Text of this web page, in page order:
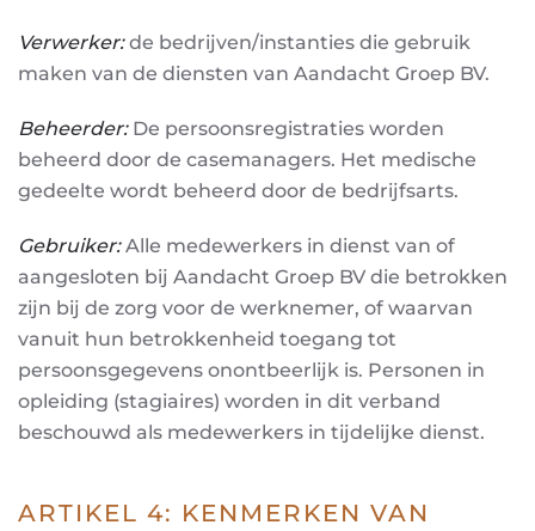
Verwerker: de bedrijven/instanties die gebruik
maken van de diensten van Aandacht Groep BV.
Beheerder:De persoonsregistraties worden
beheerd door de casemanagers. Het medische
gedeelte wordt beheerd door de bedrijfsarts.
Gebruiker:Alle medewerkers in dienst van of
aangesloten bij Aandacht Groep BV die betrokken
zijn bij de zorg voor de werknemer, of waarvan
vanuit hun betrokkenheid toegang tot
persoonsgegevens onontbeerlijk is. Personen in
opleiding (stagiaires) worden in dit verband
beschouwd als medewerkers in tijdelijke dienst.
ARTIKEL 4: KENMERKEN VAN